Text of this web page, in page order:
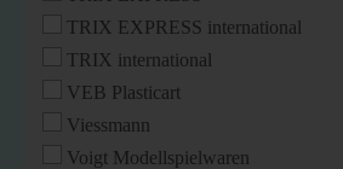
TRIX EXPRESS international
TRIX international
VEB Plasticart
Viessmann
Voigt Modellspielwaren